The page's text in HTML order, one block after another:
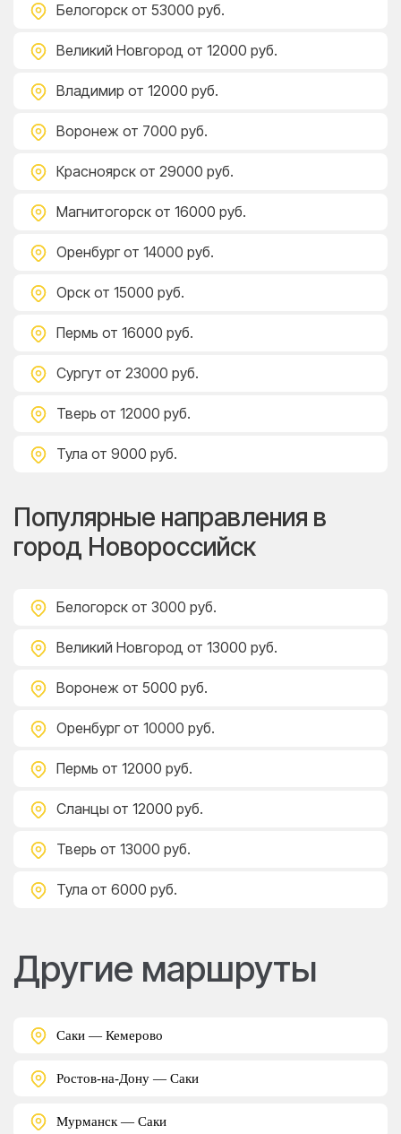
Белогорск от 53000 руб.
Великий Новгород от 12000 руб.
Владимир от 12000 руб.
Воронеж от 7000 руб.
Красноярск от 29000 руб.
Магнитогорск от 16000 руб.
Оренбург от 14000 руб.
Орск от 15000 руб.
Пермь от 16000 руб.
Сургут от 23000 руб.
Тверь от 12000 руб.
Тула от 9000 руб.
Популярные направления в
город Новороссийск
Белогорск от 3000 руб.
Великий Новгород от 13000 руб.
Воронеж от 5000 руб.
Оренбург от 10000 руб.
Пермь от 12000 руб.
Сланцы от 12000 руб.
Тверь от 13000 руб.
Тула от 6000 руб.
Другие маршруты
Саки — Кемерово
Ростов-на-Дону — Саки
Мурманск — Саки